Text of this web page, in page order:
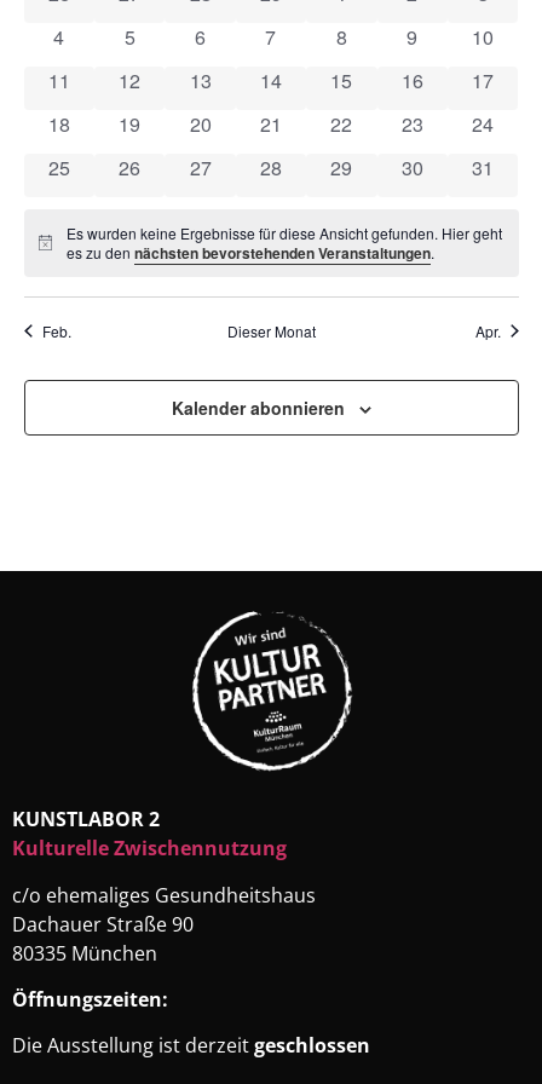
UND
VON
VERANSTALTUNGEN
0 Veranstaltungen
4 0 Veranstaltungen
5 0 Veranstaltungen
6 0 Veranstaltungen
7 0 Veranstaltungen
8 0
9 0
10
0 Veranstaltungen
11 0 Veranstaltungen
12 0 Veranstaltungen
13 0 Veranstaltungen
14 0 Veranstaltungen
15 0
16 0
17
0 Veranstaltungen
18 0 Veranstaltungen
19 0 Veranstaltungen
20 0 Veranstaltungen
21 0 Veranstaltungen
22 0
23 0
24
0 Veranstaltungen
25 0 Veranstaltungen
26 0 Veranstaltungen
27 0 Veranstaltungen
28 0 Veranstaltungen
29 0
30 0
31
Hinweis
Es wurden keine Ergebnisse für diese Ansicht gefunden. Hier geht
es zu dennächsten bevorstehenden Veranstaltungen.
Feb. Dieser Monat Apr.
Kalender abonnieren
KUNSTLABOR 2
Kulturelle Zwischennutzung
c/o ehemaliges Gesundheitshaus
Dachauer Straße 90
80335 München
Öffnungszeiten:
Die Ausstellung ist derzeitgeschlossen